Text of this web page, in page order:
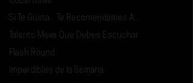
Si Te Gusta... Te Recomendamos A...
Talento Mexa Que Debes Escuchar
Flash Round
Imperdibles de la Semana